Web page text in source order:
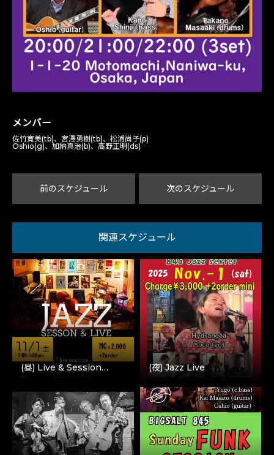
メンバー
佐竹寛美(tb)、宮澤勇樹(tb)、松浦尚子(p)
Oshio(g)、加納真治(b)、高野正明(ds)
前のスケジュール 次のスケジュール
関連スケジュール
(昼) Live & Session… (夜) Jazz Live